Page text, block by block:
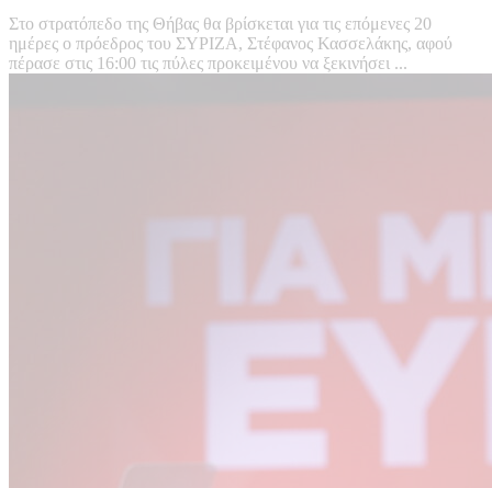
Στο στρατόπεδο της Θήβας θα βρίσκεται για τις επόμενες 20
ημέρες ο πρόεδρος του ΣΥΡΙΖΑ, Στέφανος Κασσελάκης, αφού
πέρασε στις 16:00 τις πύλες προκειμένου να ξεκινήσει ...